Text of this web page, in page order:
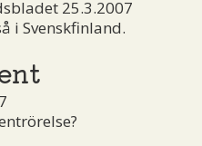
25.3.2007
i Svenskfinland.